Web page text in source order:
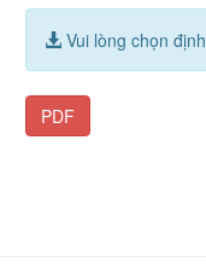
Vui lòng chọn
PDF